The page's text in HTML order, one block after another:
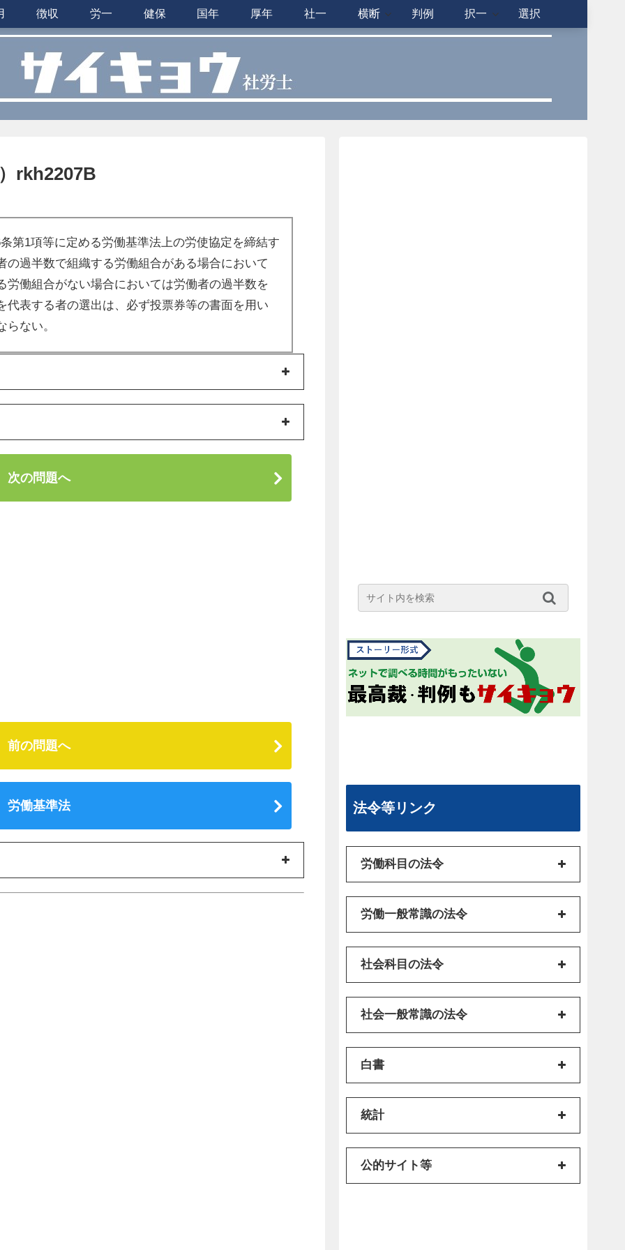
徴収 労一 健保 国年 厚年 社一 横断 判例 択一 選択
rkh2207B
第1項等に定める労働基準法上の労使協定を締結す
過半数で組織する労働組合がある場合において
働組合がない場合においては労働者の過半数を
表する者の選出は、必ず投票券等の書面を用い
ない。
の問題へ
の問題へ
働基準法 法令等リンク
労働科目の法令
労働一般常識の法令
社会科目の法令
社会一般常識の法令
白書
統計
公的サイト等